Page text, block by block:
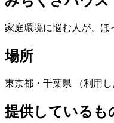
家庭環境に悩む人が、ほ
場所
東京都・千葉県 （利用
提供しているも